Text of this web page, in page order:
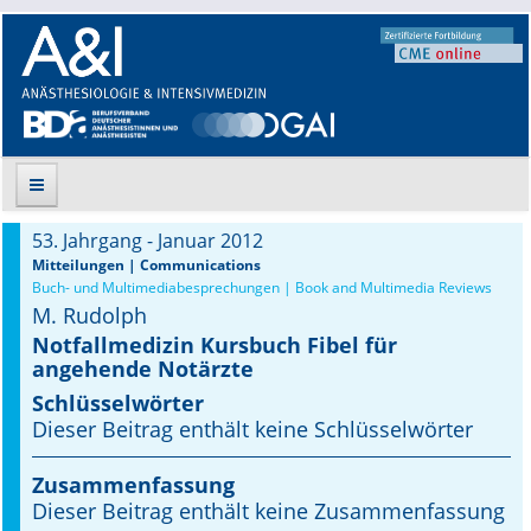
Suche
Aktuelle Ausgabe
Leitlinien
Archiv
Supplements
Supplements OrphanAnesthesia
53. Jahrgang - Januar 2012
Mitteilungen | Communications
Buch- und Multimediabesprechungen | Book and Multimedia Reviews
M. Rudolph
Notfallmedizin Kursbuch Fibel für
angehende Notärzte
Schlüsselwörter
Dieser Beitrag enthält keine Schlüsselwörter
Zusammenfassung
Dieser Beitrag enthält keine Zusammenfassung